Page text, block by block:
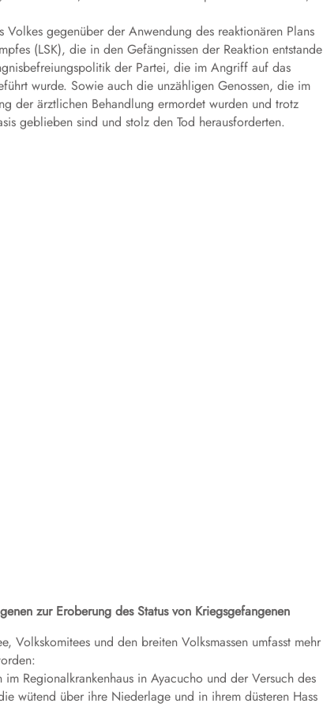
gegenüber der Anwendung des reaktionären Plans
(LSK), die in den Gefängnissen der Reaktion
der Partei, die im Angriff auf das
wurde. Sowie auch die unzähligen Genossen, die im
der ärztlichen Behandlung ermordet wurden und trotz
geblieben sind und stolz den Tod herausforderten.
zur Eroberung des Status von Kriegsgefangenen
Volkskomitees und den breiten Volksmassen umfasst mehr
Regionalkrankenhaus in Ayacucho und der Versuch des
wütend über ihre Niederlage und in ihrem düsteren Hass